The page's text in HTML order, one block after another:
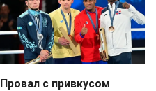
Провал с привкусом